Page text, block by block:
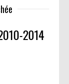
2014